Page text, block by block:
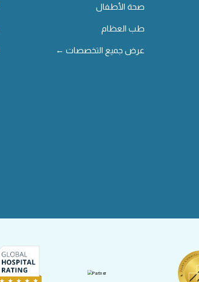
صحة الأطفال
طب العظام
عرض جميع التخصصات ←